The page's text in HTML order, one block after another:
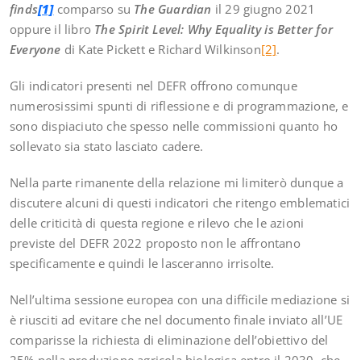
finds[1] comparso su The Guardian il 29 giugno 2021
oppure il libro The Spirit Level: Why Equality is Better for
Everyone di Kate Pickett e Richard Wilkinson[2].
Gli indicatori presenti nel DEFR offrono comunque
numerosissimi spunti di riflessione e di programmazione, e
sono dispiaciuto che spesso nelle commissioni quanto ho
sollevato sia stato lasciato cadere.
Nella parte rimanente della relazione mi limiterò dunque a
discutere alcuni di questi indicatori che ritengo emblematici
delle criticità di questa regione e rilevo che le azioni
previste del DEFR 2022 proposto non le affrontano
specificamente e quindi le lasceranno irrisolte.
Nell’ultima sessione europea con una difficile mediazione si
è riusciti ad evitare che nel documento finale inviato all’UE
comparisse la richiesta di eliminazione dell’obiettivo del